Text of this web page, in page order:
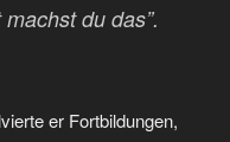
du das”.
er Fortbildungen,